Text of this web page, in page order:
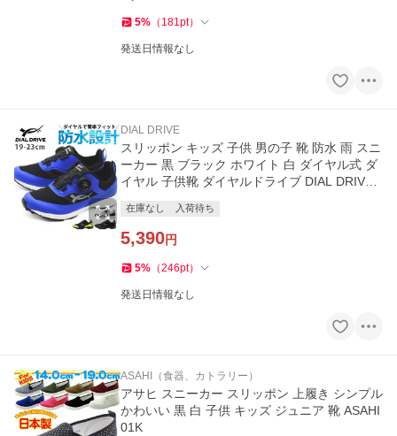
5% （ 181pt）
発送日情報なし
DIAL DRIVE
スリッポン キッズ 子供 男の子 靴 防水 雨 スニ
ーカー 黒 ブラック ホワイト 白 ダイヤル式 ダ
イヤル 子供靴 ダイヤルドライブ DIAL DRIVE
在庫なし 入荷待ち
5,390円
5% （246pt）
発送日情報なし
ASAHI（食器、カトラリー）
アサヒ スニーカー スリッポン 上履き シンプル
かわいい 黒 白 子供 キッズ ジュニア 靴 ASAHI
01K